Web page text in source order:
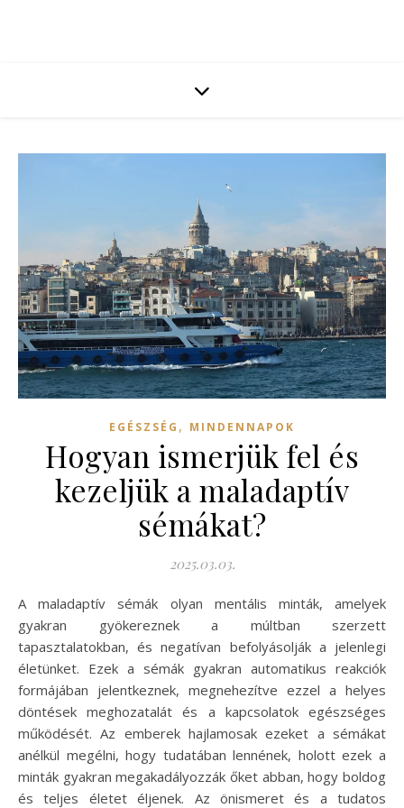
EGÉSZSÉG , MINDENNAPOK
Hogyan ismerjük fel és
kezeljük a maladaptív
sémákat?
2025.03.03.
A maladaptív sémák olyan mentális minták, amelyek
gyakran gyökereznek a múltban szerzett
tapasztalatokban, és negatívan befolyásolják a jelenlegi
életünket. Ezek a sémák gyakran automatikus reakciók
formájában jelentkeznek, megnehezítve ezzel a helyes
döntések meghozatalát és a kapcsolatok egészséges
működését. Az emberek hajlamosak ezeket a sémákat
anélkül megélni, hogy tudatában lennének, holott ezek a
minták gyakran megakadályozzák őket abban, hogy boldog
és teljes életet éljenek. Az önismeret és a tudatos